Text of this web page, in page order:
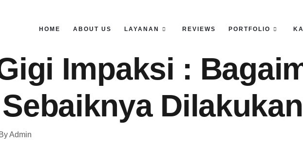
HOME ABOUT US LAYANAN REVIEWS PORTFOLIO
Impaksi :
Admin